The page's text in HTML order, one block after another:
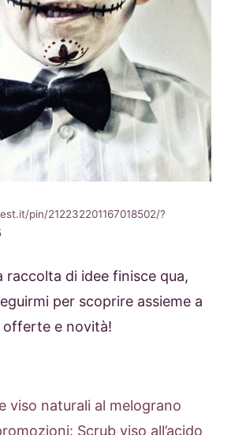
pin/212232201167018502/?
raccolta di idee finisce qua,
per scoprire assieme a
e novità!
viso naturali al melograno
Scrub viso all’acido